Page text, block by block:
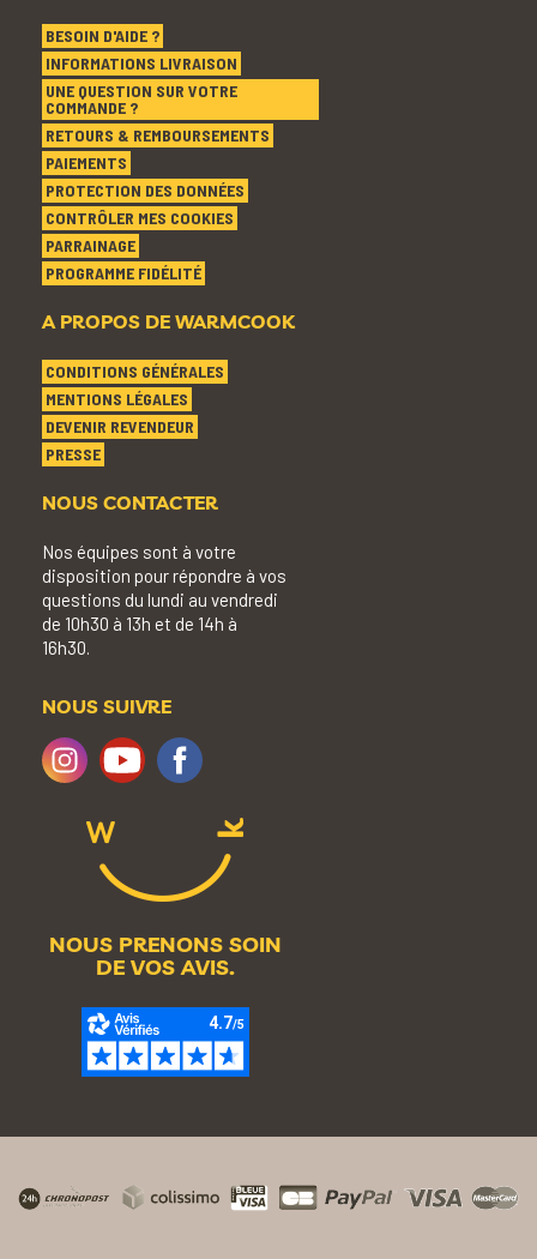
BESOIN D'AIDE ?
INFORMATIONS LIVRAISON
UNE QUESTION SUR VOTRE
COMMANDE ?
RETOURS & REMBOURSEMENTS
PAIEMENTS
PROTECTION DES DONNÉES
CONTRÔLER MES COOKIES
PARRAINAGE
PROGRAMME FIDÉLITÉ
A PROPOS DE WARMCOOK
CONDITIONS GÉNÉRALES
MENTIONS LÉGALES
DEVENIR REVENDEUR
PRESSE
NOUS CONTACTER
Nos équipes sont à votre
disposition pour répondre à vos
questions du lundi au vendredi
de 10h30 à 13h et de 14h à
16h30.
NOUS SUIVRE
NOUS PRENONS SOIN
DE VOS AVIS.